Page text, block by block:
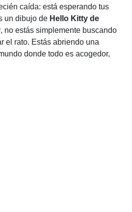
caída: está esperando tus
un dibujo de Hello Kitty de
, no estás simplemente buscando
el rato. Estás abriendo una
donde todo es acogedor,